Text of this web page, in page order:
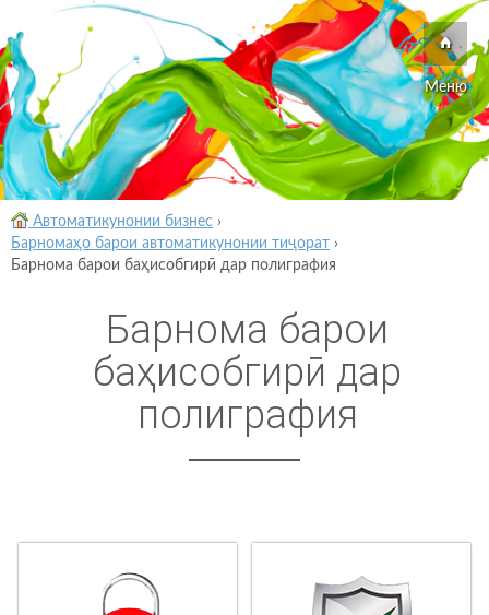
Меню
Автоматикунонии бизнес ›
Барномаҳо барои автоматикунонии тиҷорат ›
Барнома барои баҳисобгирӣ дар полиграфия
Барнома барои
баҳисобгирӣ дар
полиграфия